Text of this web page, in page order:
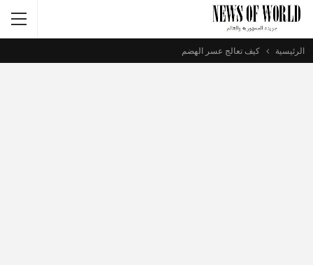
الرئيسية كيف تعالج عسر الهضم